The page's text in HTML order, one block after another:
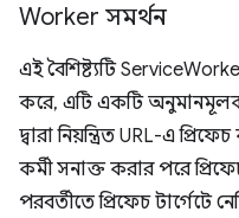
Worker সমর্থন
এই বৈশিষ্ট্যটি
করে, এটি একটি
দ্বারা নিয়ন্ত্রিত URL-এ
কর্মী সনাক্ত করার পরে
পরবর্তীতে প্রিফেচ টার্গেটে